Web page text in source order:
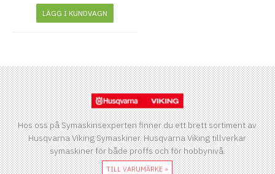
LÄGG I KUNDVAGN
Hos oss på Symaskinsexperten finner du ett brett sortiment av
Husqvarna Viking Symaskiner. Husqvarna Viking tillverkar
symaskiner för både proffs och för hobbynivå.
TILL VARUMÄRKE »